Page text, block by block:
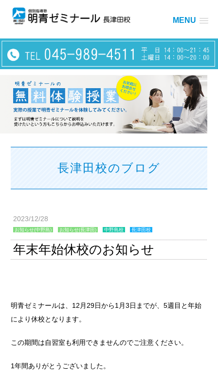
MENU
長津田校のブログ
2023/12/28
お知らせ(中野島) お知らせ(長津田) 中野島校 長津田校
年末年始休校のお知らせ
明青ゼミナールは、12月29日から1月3日までが、5週目と年始
により休校となります。
この期間は自習室も利用できませんのでご注意ください。
1年間ありがとうございました。